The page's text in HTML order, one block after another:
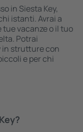
in Siesta Key,
istanti. Avrai a
vacanze o il tuo
Potrai
in strutture con
e per chi